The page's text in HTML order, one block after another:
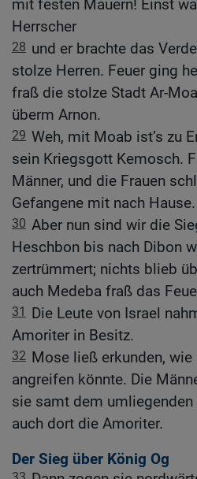
mit festen Mauern! Einst
Herrscher
28 und er brachte das
stolze Herren. Feuer ging
fraß die stolze Stadt Ar-
überm Arnon.
29 Weh, mit Moab ist’s zu
sein Kriegsgott Kemosch.
Männer, und die Frauen
Gefangene mit nach Hause.
30 Aber nun sind wir die
Heschbon bis nach Dibon
zertrümmert; nichts blieb
auch Medeba fraß das
31 Die Leute von Israel
Amoriter in Besitz.
32 Mose ließ erkunden,
angreifen könnte. Die
sie samt dem umliegenden
auch dort die Amoriter.
Der Sieg über König Og